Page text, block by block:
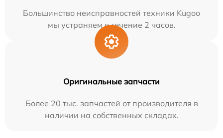
Большинство неисправностей техники Kugoo
мы устраняем в течение 2 часов.
Оригинальные запчасти
Более 20 тыс. запчастей от производителя в
наличии на собственных складах.